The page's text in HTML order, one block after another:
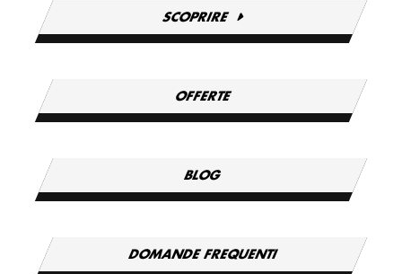
SCOPRIRE
OFFERTE
BLOG
DOMANDE FREQUENTI